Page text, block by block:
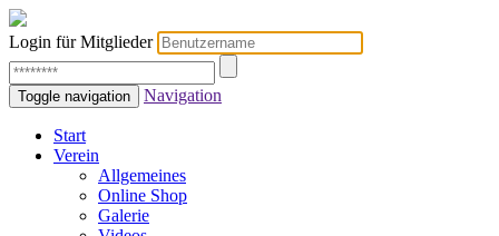
Login für Mitglieder
Toggle navigation Navigation
Start
Verein
Allgemeines
Online Shop
Galerie